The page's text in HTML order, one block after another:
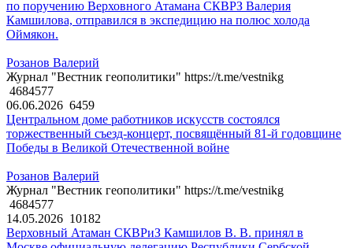
по поручению Верховного Атамана СКВРЗ Валерия
Камшилова, отправился в экспедицию на полюс холода
Оймякон.
Розанов Валерий
Журнал "Вестник геополитики" https://t.me/vestnikg
4684577
06.06.2026 6459
Центральном доме работников искусств состоялся
торжественный съезд-концерт, посвящённый 81-й годовщине
Победы в Великой Отечественной войне
Розанов Валерий
Журнал "Вестник геополитики" https://t.me/vestnikg
4684577
14.05.2026 10182
Верховный Атаман СКВРиЗ Камшилов В. В. принял в